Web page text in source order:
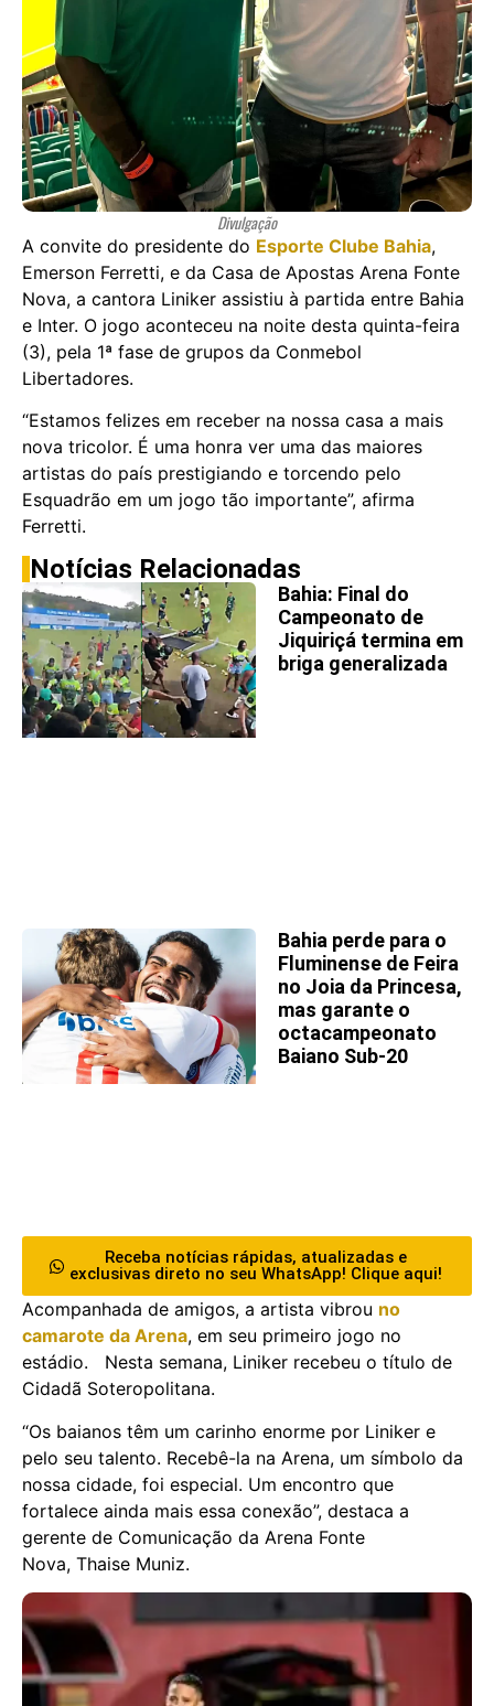
Divulgação
A convite do presidente do Esporte Clube Bahia,
Emerson Ferretti, e da Casa de Apostas Arena Fonte
Nova, a cantora Liniker assistiu à partida entre Bahia
e Inter. O jogo aconteceu na noite desta quinta-feira
(3), pela 1ª fase de grupos da Conmebol
Libertadores.
“Estamos felizes em receber na nossa casa a mais
nova tricolor. É uma honra ver uma das maiores
artistas do país prestigiando e torcendo pelo
Esquadrão em um jogo tão importante”, afirma
Ferretti.
Notícias Relacionadas
Bahia: Final do
Campeonato de
Jiquiriçá termina em
briga generalizada
Bahia perde para o
Fluminense de Feira
no Joia da Princesa,
mas garante o
octacampeonato
Baiano Sub-20
Receba notícias rápidas, atualizadas e
exclusivas direto no seu WhatsApp! Clique aqui!
Acompanhada de amigos, a artista vibrou no
camarote da Arena, em seu primeiro jogo no
estádio. Nesta semana, Liniker recebeu o título de
Cidadã Soteropolitana.
“Os baianos têm um carinho enorme por Liniker e
pelo seu talento. Recebê-la na Arena, um símbolo da
nossa cidade, foi especial. Um encontro que
fortalece ainda mais essa conexão”, destaca a
gerente de Comunicação da Arena Fonte
Nova, Thaise Muniz.